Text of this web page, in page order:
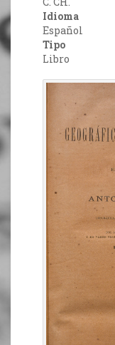
Idioma
Español
Tipo
Libro